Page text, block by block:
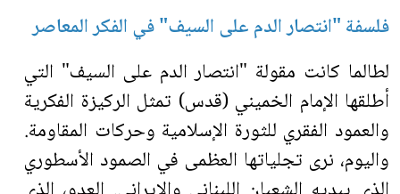
فلسفة "انتصار الدم على السيف" في الفكر المعاصر
لطالما كانت مقولة "انتصار الدم على السيف" التي
أطلقها الإمام الخميني (قدس) تمثل الركيزة الفكرية
والعمود الفقري للثورة الإسلامية وحركات المقاومة.
واليوم، نرى تجلياتها العظمى في الصمود الأسطوري